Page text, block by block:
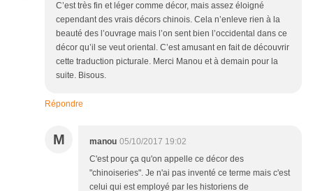
C’est très fin et léger comme décor, mais assez éloigné
cependant des vrais décors chinois. Cela n’enleve rien à la
beauté des l’ouvrage mais l’on sent bien l’occidental dans ce
décor qu’il se veut oriental. C’est amusant en fait de découvrir
cette traduction picturale. Merci Manou et à demain pour la
suite. Bisous.
Répondre
M manou 05/10/2017 19:02
C'est pour ça qu'on appelle ce décor des
"chinoiseries". Je n'ai pas inventé ce terme mais c'est
celui qui est employé par les historiens de